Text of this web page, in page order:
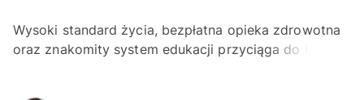
Wysoki standard życia, bezpłatna opieka zdrowotna
oraz znakomity system edukacji przyciąga do Kanady